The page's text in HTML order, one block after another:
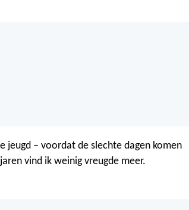
jeugd – voordat de slechte dagen komen
vind ik weinig vreugde meer.